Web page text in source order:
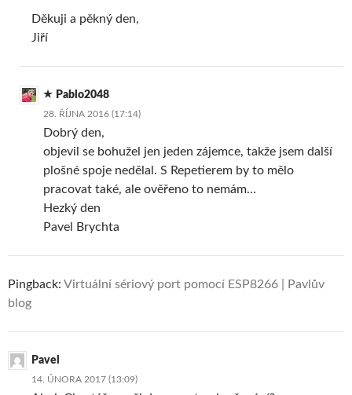
Děkuji a pěkný den,
Jiří
Pablo2048
28. ŘÍJNA 2016 (17:14)
Dobrý den,
objevil se bohužel jen jeden zájemce, takže jsem další
plošné spoje nedělal. S Repetierem by to mělo
pracovat také, ale ověřeno to nemám…
Hezký den
Pavel Brychta
Pingback: Virtuální sériový port pomocí ESP8266 | Pavlův
blog
Pavel
14. ÚNORA 2017 (13:09)